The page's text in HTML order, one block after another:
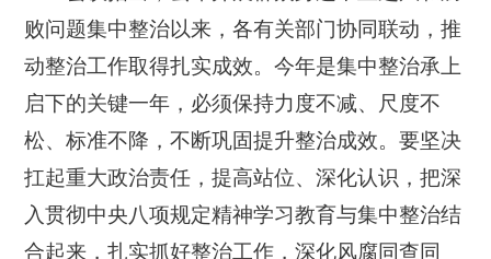
败问题集中整治以来，各有关部门协同联动，推
动整治工作取得扎实成效。今年是集中整治承上
启下的关键一年，必须保持力度不减、尺度不
松、标准不降，不断巩固提升整治成效。要坚决
扛起重大政治责任，提高站位、深化认识，把深
入贯彻中央八项规定精神学习教育与集中整治结
合起来，扎实抓好整治工作，深化风腐同查同